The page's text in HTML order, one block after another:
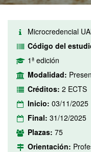
Microcredencial
Código del
1ª edición
Modalidad:
Créditos: 2 ECTS
Inicio: 03/11/2025
Final: 31/12/2025
Plazas: 75
Orientación: